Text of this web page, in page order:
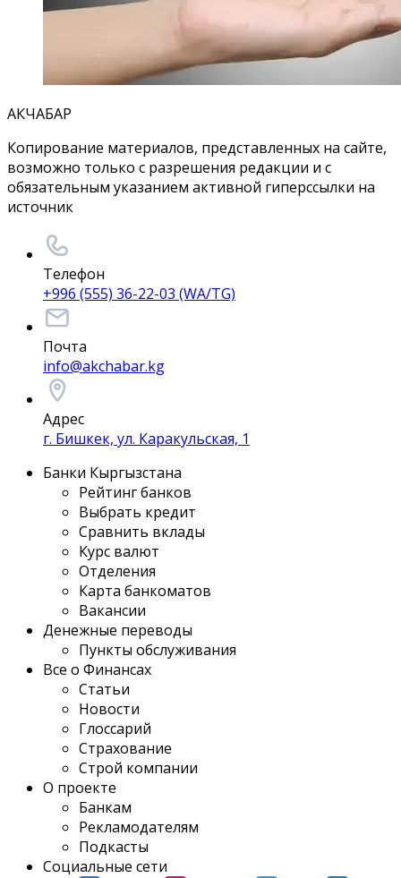
АКЧАБАР
Копирование материалов, представленных на сайте,
возможно только с разрешения редакции и с
обязательным указанием активной гиперссылки на
источник
Телефон
+996 (555) 36-22-03 (WA/TG)
Почта
info@akchabar.kg
Адрес
г. Бишкек, ул. Каракульская, 1
Банки Кыргызстана
Рейтинг банков
Выбрать кредит
Сравнить вклады
Курс валют
Отделения
Карта банкоматов
Вакансии
Денежные переводы
Пункты обслуживания
Все о Финансах
Статьи
Новости
Глоссарий
Страхование
Строй компании
О проекте
Банкам
Рекламодателям
Подкасты
Социальные сети